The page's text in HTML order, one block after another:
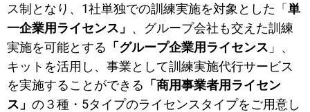
ス制となり、1社単独での訓練実施を対象とした「単
一企業用ライセンス」 、グループ会社も交えた訓練
実施を可能とする 「グループ企業用ライセンス 」、
キットを活用し、事業として訓練実施代行サービス
を実施することができる 「商用事業者用ライセン
ス」 の３種・5タイプのライセンスタイプをご用意し